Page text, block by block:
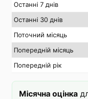
Останні 7 днів
Останні 30 днів
Поточний місяць
Попередній місяць
Попередній рік
Місячна оцінка